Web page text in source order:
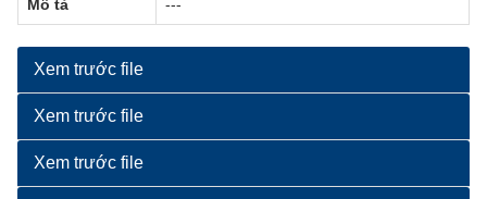
Mô tả ---
Xem trước file
Xem trước file
Xem trước file